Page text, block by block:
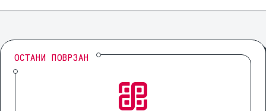
ОСТАНИ ПОВРЗАН